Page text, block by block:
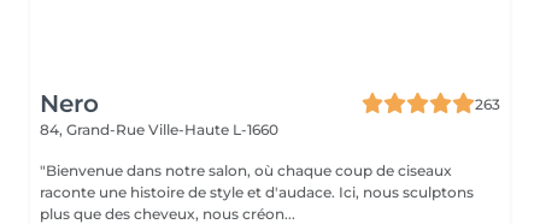
Nero
263
84, Grand-Rue Ville-Haute L-1660
"Bienvenue dans notre salon, où chaque coup de ciseaux
raconte une histoire de style et d'audace. Ici, nous sculptons
plus que des cheveux, nous créon...